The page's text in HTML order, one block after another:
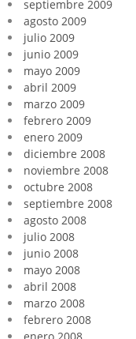
septiembre 2009
agosto 2009
julio 2009
junio 2009
mayo 2009
abril 2009
marzo 2009
febrero 2009
enero 2009
diciembre 2008
noviembre 2008
octubre 2008
septiembre 2008
agosto 2008
julio 2008
junio 2008
mayo 2008
abril 2008
marzo 2008
febrero 2008
enero 2008